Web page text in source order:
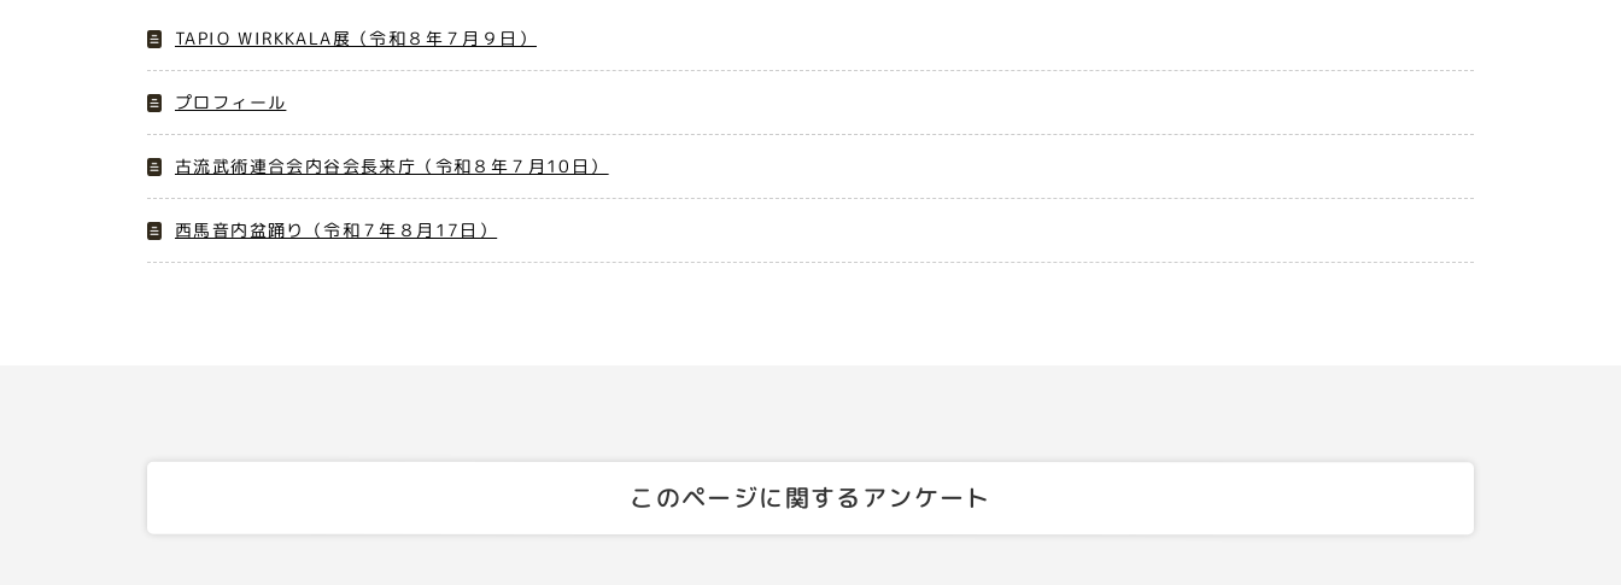
TAPIO WIRKKALA展（令和８年７月９日）
プロフィール
古流武術連合会内谷会長来庁（令和８年７月10日）
西馬音内盆踊り（令和７年８月17日）
このページに関するアンケート